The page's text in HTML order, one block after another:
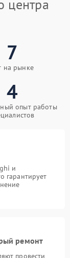
центра
7
на рынке
4
опыт работы
и
гарантирует
ремонт
провести